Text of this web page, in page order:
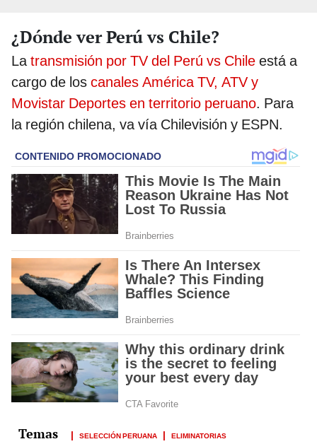
¿Dónde ver Perú vs Chile?
La transmisión por TV del Perú vs Chile está a
cargo de los canales América TV, ATV y
Movistar Deportes en territorio peruano. Para
la región chilena, va vía Chilevisión y ESPN.
SELECCIÓN PERUANA ELIMINATORIAS